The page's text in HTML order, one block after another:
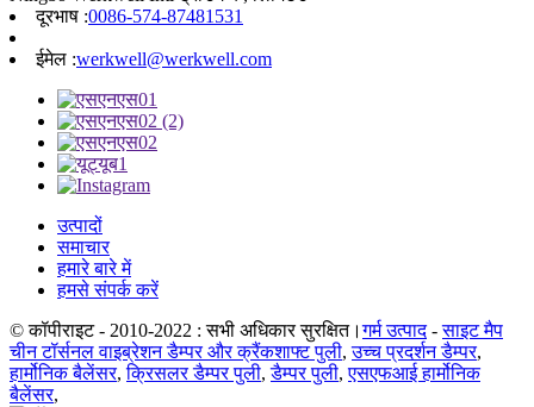
दूरभाष :0086-574-87481531
ईमेल :werkwell@werkwell.com
उत्पादों
समाचार
हमारे बारे में
हमसे संपर्क करें
© कॉपीराइट - 2010-2022 : सभी अधिकार सुरक्षित।गर्म उत्पाद-साइट मैप
चीन टॉर्सनल वाइब्रेशन डैम्पर और क्रैंकशाफ्ट पुली,उच्च प्रदर्शन डैम्पर,
हार्मोनिक बैलेंसर,क्रिसलर डैम्पर पुली,डैम्पर पुली,एसएफआई हार्मोनिक
बैलेंसर,